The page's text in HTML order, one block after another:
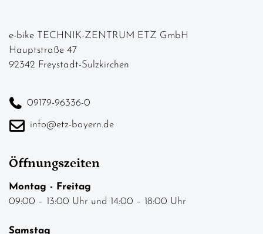
e-bike TECHNIK-ZENTRUM ETZ GmbH
Hauptstraße 47
92342 Freystadt-Sulzkirchen
09179-96336-0
info@etz-bayern.de
Öffnungszeiten
Montag - Freitag
09:00 – 13:00 Uhr und 14:00 – 18:00 Uhr
Samstag